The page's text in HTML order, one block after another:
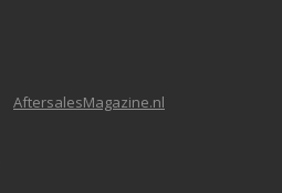
AftersalesMagazine.nl